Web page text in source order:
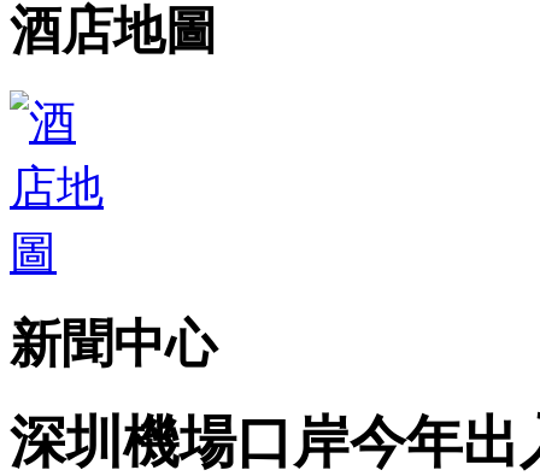
酒店地圖
新聞中心
深圳機場口岸今年出